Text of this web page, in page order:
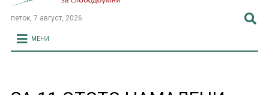
петок, 7 август, 2026
МЕНИ